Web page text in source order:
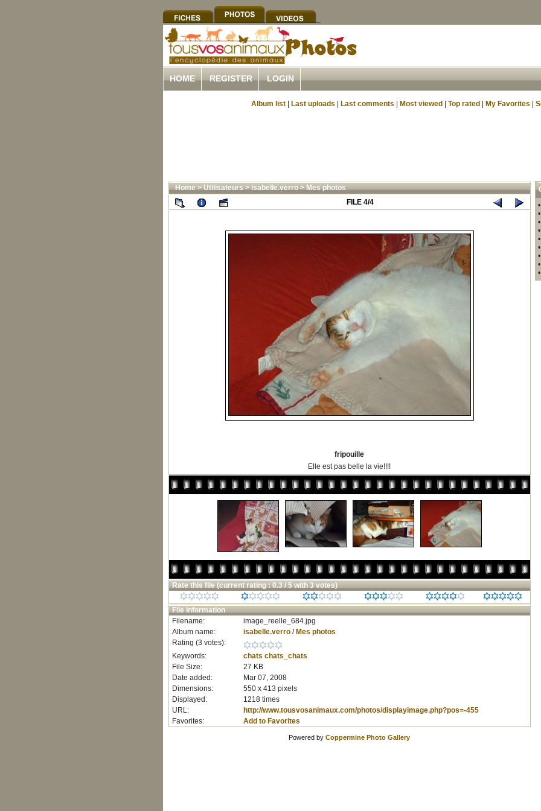
HOME REGISTER LOGIN
Album list Last uploads Last comments Most viewed Top rated My Favorites
Home>Utilisateurs>isabelle.verro>Mes photos
FILE 4/4
fripouille
Elle est pas belle la vie!!!!
Rate this file (current rating : 0.3 / 5 with 3 votes)
File information
Filename:
image_reelle_684.jpg
Album name:
isabelle.verro/ Mes photos
Rating (3 votes):
Keywords:
chats chats_chats
File Size:
27 KB
Date added:
Mar 07, 2008
Dimensions:
550 x 413 pixels
Displayed:
1218 times
URL:
http://www.tousvosanimaux.com/photos/displayimage.php?pos=-455
Favorites:
Add to Favorites
Powered by Coppermine Photo Gallery
•
•
•
•